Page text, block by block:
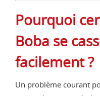
Pourquoi
Boba se
facilement ?
Un problème courant